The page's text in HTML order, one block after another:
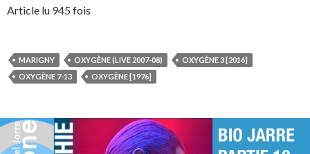
Article lu 945 fois
MARIGNY OXYGÈNE (LIVE 2007-08)
OXYGÈNE 3 [2016]
OXYGÈNE 7-13
OXYGÈNE [1976]